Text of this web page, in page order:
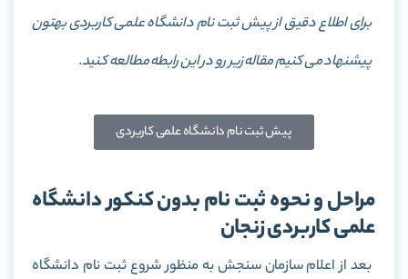
برای اطلاع دقیق از پیش ثبت نام دانشگاه علمی کاربردی بهتون
پیشنهاد می کنیم مقاله زیر رو در این رابطه مطالعه کنید.
پیش ثبت نام دانشگاه علمی کاربردی
مراحل و نحوه ثبت نام بدون کنکور دانشگاه
علمی کاربردی زنجان
بعد از اعلام سازمان سنجش به منظور شروع ثبت نام دانشگاه